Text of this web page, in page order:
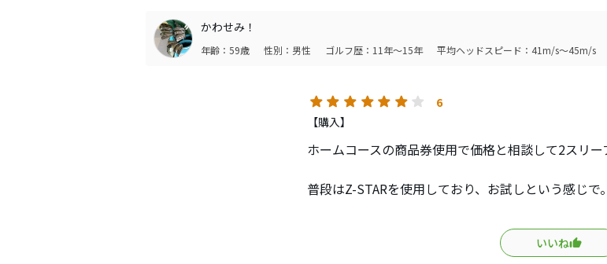
かわせみ！
年齢：59歳 性別：男性 ゴルフ歴：11年～15年 平均ヘッドスピード：41m/s～45m/s
6
【購入】
ホームコースの商品券使用で価格と相談して2スリー
普段はZ-STARを使用しており、お試しという感じで
2ラウンドの感想としては、飛距離はまずまず。。
ですが。。。このボールでチップインが2回あった
いいね